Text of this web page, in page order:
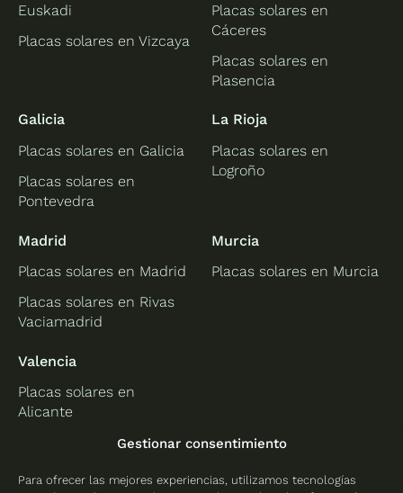
Gestionar consentimiento
Para ofrecer las mejores experiencias, utilizamos tecnologías
Euskadi
Placas solares en Vizcaya
Placas solares en
Cáceres
Placas solares en
Plasencia
Galicia
Placas solares en Galicia
Placas solares en
Pontevedra
La Rioja
Placas solares en
Logroño
Madrid
Placas solares en Madrid
Placas solares en Rivas
Vaciamadrid
Murcia
Placas solares en Murcia
Valencia
Placas solares en
Alicante
Placas solares en